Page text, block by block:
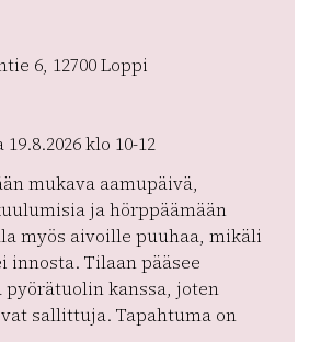
6, 12700 Loppi
klo 10-12
mukava aamupäivä,
ja hörppäämään
myös aivoille puuhaa, mikäli
innosta. Tilaan pääsee
kanssa, joten
sallittuja. Tapahtuma on